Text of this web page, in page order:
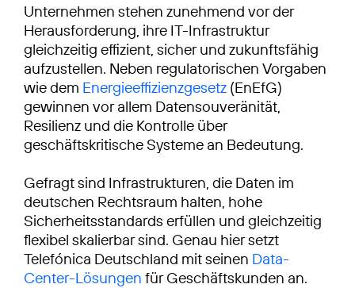
Unternehmen stehen zunehmend vor der
Herausforderung, ihre IT-Infrastruktur
gleichzeitig effizient, sicher und zukunftsfähig
aufzustellen. Neben regulatorischen Vorgaben
wie dem Energieeffizienzgesetz (EnEfG)
gewinnen vor allem Datensouveränität,
Resilienz und die Kontrolle über
geschäftskritische Systeme an Bedeutung.
Gefragt sind Infrastrukturen, die Daten im
deutschen Rechtsraum halten, hohe
Sicherheitsstandards erfüllen und gleichzeitig
flexibel skalierbar sind. Genau hier setzt
Telefónica Deutschland mit seinen Data-
Center-Lösungen für Geschäftskunden an.